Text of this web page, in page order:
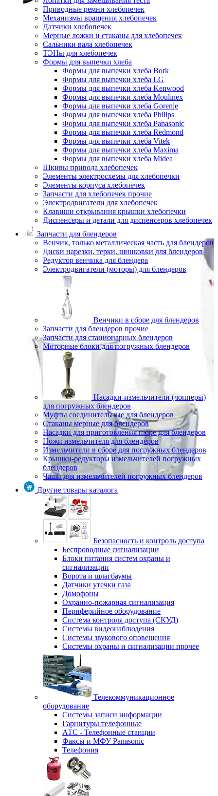
Приводные ремни хлебопечек
Механизмы вращения хлебопечек
Датчики хлебопечек
Мерные ложки и стаканы для хлебопечек
Сальники вала хлебопечек
ТЭНы для хлебопечек
Формы для выпечки хлеба
Формы для выпечки хлеба Bork
Формы для выпечки хлеба LG
Формы для выпечки хлеба Kenwood
Формы для выпечки хлеба Moulinex
Формы для выпечки хлеба Gorenje
Формы для выпечки хлеба Philips
Формы для выпечки хлеба Panasonic
Формы для выпечки хлеба Redmond
Формы для выпечки хлеба Vitek
Формы для выпечки хлеба Maxima
Формы для выпечки хлеба Midea
Шкивы привода хлебопечек
Элементы электросхемы для хлебопечки
Элементы корпуса хлебопечек
Запчасти для хлебопечек прочие
Электродвигатели для хлебопечек
Клавиши открывания крышки хлебопечки
Диспенсеры и детали для диспенсеров хлебопечек
Запчасти для блендеров
Венчик, только металлическая часть для блендеров
Диски нарезки, терки, шинковки для блендеров
Редуктор венчика для блендера
Электродвигатели (моторы) для блендеров
Венчики в сборе для блендеров
Запчасти для блендеров прочие
Запчасти для стационарных блендеров
Моторные блоки для погружных блендеров
Насадки-измельчители (чопперы)
для погружных блендеров
Муфты соединительные для блендеров
Стаканы мерные для блендеров
Насадки для приготовления пюре для блендеров
Ножи измельчителя для блендеров
Измельчители в сборе для погружных блендеров
Крышки-редукторы измельчителей погружных
блендеров
Чаши для измельчителей погружных блендеров
Другие товары каталога
Безопасность и контроль доступа
Беспроводные сигнализации
Блоки питания систем охраны и
сигнализации
Ворота и шлагбаумы
Датчики утечки газа
Домофоны
Охранно-пожарная сигнализация
Периферийное оборудование
Система контроля доступа (СКУД)
Системы видеонаблюдения
Системы звукового оповещения
Системы охраны и сигнализации прочее
Телекоммуникационное
оборудование
Системы записи информации
Гарнитуры телефонные
АТС - Телефонные станции
Факсы и МФУ Panasonic
Телефония